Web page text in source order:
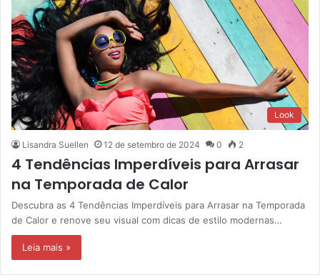
Look
Lisandra Suellen 12 de setembro de 2024 0 2
4 Tendências Imperdíveis para Arrasar
na Temporada de Calor
Descubra as 4 Tendências Imperdíveis para Arrasar na Temporada
de Calor e renove seu visual com dicas de estilo modernas…
Leia mais »